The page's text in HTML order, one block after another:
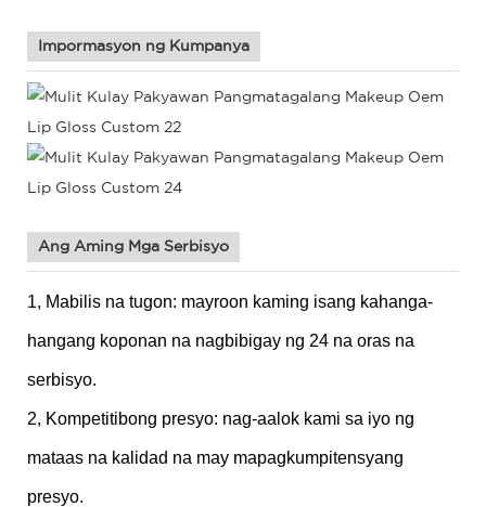
Impormasyon ng Kumpanya
Ang Aming Mga Serbisyo
1, Mabilis na tugon: mayroon kaming isang kahanga-
hangang koponan na nagbibigay ng 24 na oras na
serbisyo.
2, Kompetitibong presyo: nag-aalok kami sa iyo ng
mataas na kalidad na may mapagkumpitensyang
presyo.